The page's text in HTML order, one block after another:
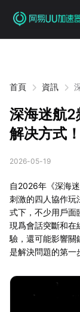
首頁 資訊
深海迷航2
解决方式！
2026-05-19
自2026年《深海
刺激的四人協作玩
式下，不少用戶面
現爲會話突斷和在
驗，還可能影響關
是解決問題的第一